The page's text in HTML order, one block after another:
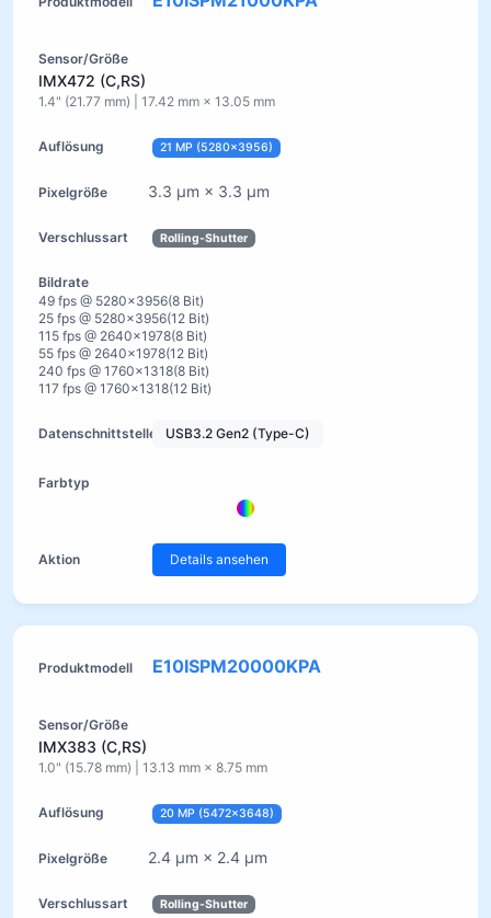
IMX472 (C,RS)
1.4" (21.77 mm) | 17.42 mm × 13.05 mm
21 MP (5280×3956)
3.3 µm × 3.3 µm
Rolling-Shutter
49 fps @ 5280×3956(8 Bit)
25 fps @ 5280×3956(12 Bit)
115 fps @ 2640×1978(8 Bit)
55 fps @ 2640×1978(12 Bit)
240 fps @ 1760×1318(8 Bit)
117 fps @ 1760×1318(12 Bit)
USB3.2 Gen2 (Type-C)
Details ansehen
E10ISPM20000KPA
IMX383 (C,RS)
1.0" (15.78 mm) | 13.13 mm × 8.75 mm
20 MP (5472×3648)
2.4 µm × 2.4 µm
Rolling-Shutter